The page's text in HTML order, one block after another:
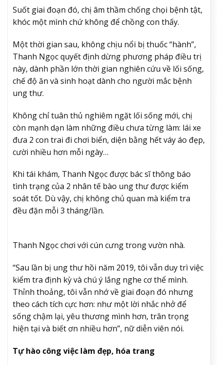
Suốt giai đoạn đó, chị âm thầm chống chọi bệnh tật,
khóc một mình chứ không để chồng con thấy.
Một thời gian sau, không chịu nổi bị thuốc “hành”,
Thanh Ngọc quyết định dừng phương pháp điều trị
này, dành phần lớn thời gian nghiên cứu về lối sống,
chế độ ăn và sinh hoạt dành cho người mắc bệnh
ung thư.
Không chỉ tuân thủ nghiêm ngặt lối sống mới, chị
còn mạnh dạn làm những điều chưa từng làm: lái xe
đưa 2 con trai đi chơi biển, diện bằng hết váy áo đẹp,
cười nhiều hơn mỗi ngày…
Khi tái khám, Thanh Ngọc được bác sĩ thông báo
tình trạng của 2 nhân tế bào ung thư được kiểm
soát tốt. Dù vậy, chị không chủ quan mà kiểm tra
đều đặn mỗi 3 tháng/lần.
Thanh Ngọc chơi với cún cưng trong vườn nhà.
“Sau lần bị ung thư hồi năm 2019, tôi vẫn duy trì việc
kiểm tra định kỳ và chú ý lắng nghe cơ thể mình.
Thỉnh thoảng, tôi vẫn nhớ về giai đoạn đó nhưng
theo cách tích cực hơn: như một lời nhắc nhở để
sống chậm lại, yêu thương mình hơn, trân trọng
hiện tại và biết ơn nhiều hơn”, nữ diễn viên nói.
Tự hào công việc làm đẹp, hóa trang